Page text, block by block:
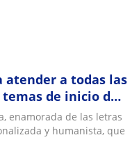
atender a todas las
de inicio de
enamorada de las letras
y humanista, que